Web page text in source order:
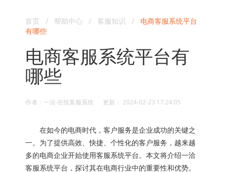
首页 / 帮助中心 / 客服知识 / 电商客服系统平台
有哪些
电商客服系统平台有
哪些
作者：一洽·在线客服系统 更新： 2024-02-23 17:24:05
在如今的电商时代，客户服务是企业成功的关键之
一。为了提供高效、快捷、个性化的客户服务，越来越
多的电商企业开始使用客服系统平台。本文将介绍一洽
客服系统平台，探讨其在电商行业中的重要性和优势。